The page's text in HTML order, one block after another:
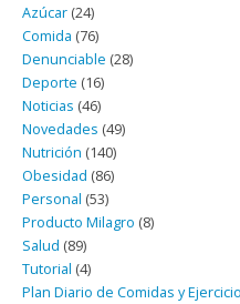
Azúcar (24)
Comida (76)
Denunciable (28)
Deporte (16)
Noticias (46)
Novedades (49)
Nutrición (140)
Obesidad (86)
Personal (53)
Producto Milagro (8)
Salud (89)
Tutorial (4)
Plan Diario de Comidas y Ejercicio